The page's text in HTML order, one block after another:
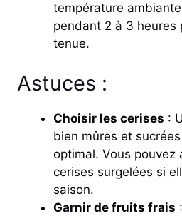
température
pendant 2 à 3 heures
tenue.
Astuces :
Choisir les cerises :
bien mûres et
optimal. Vous pouvez
cerises surgelées si
saison.
Garnir de fruits frais